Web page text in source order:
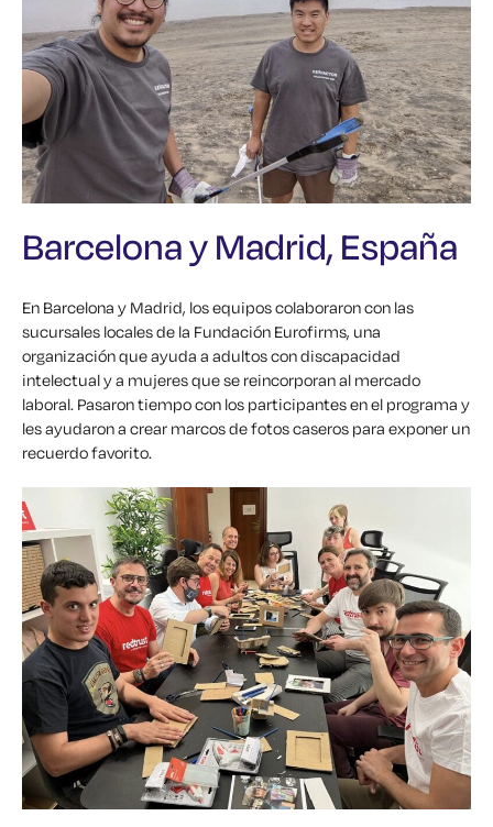
Barcelona y Madrid, España
En Barcelona y Madrid, los equipos colaboraron con las
sucursales locales de la Fundación Eurofirms, una
organización que ayuda a adultos con discapacidad
intelectual y a mujeres que se reincorporan al mercado
laboral. Pasaron tiempo con los participantes en el programa y
les ayudaron a crear marcos de fotos caseros para exponer un
recuerdo favorito.